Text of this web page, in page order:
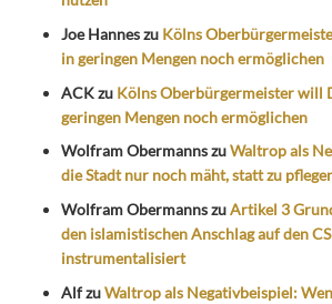
Joe Hanneszu Kölns
in geringen Mengen noch ermöglichen
ACKzu Kölns Oberbürgermeister will
geringen Mengen noch ermöglichen
Wolfram ObermannszuWaltrop als
die Stadt nur noch mäht, statt zu
Wolfram ObermannszuArtikel 3
den islamistischen Anschlag auf den
instrumentalisiert
AlfzuWaltrop als Negativbeispiel: